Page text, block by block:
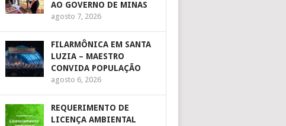
AO GOVERNO DE MINAS
agosto 7, 2026
FILARMÔNICA EM SANTA
LUZIA – MAESTRO
CONVIDA POPULAÇÃO
agosto 6, 2026
REQUERIMENTO DE
LICENÇA AMBIENTAL